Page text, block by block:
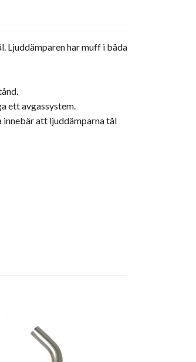
Ljuddämparen har muff i båda
ett avgassystem.
innebär att ljuddämparna tål